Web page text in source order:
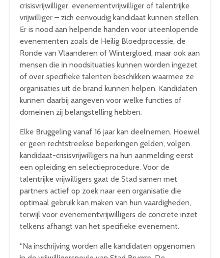
crisisvrijwilliger, evenementvrijwilliger of talentrijke
vrijwilliger – zich eenvoudig kandidaat kunnen stellen.
Er is nood aan helpende handen voor uiteenlopende
evenementen zoals de Heilig Bloedprocessie, de
Ronde van Vlaanderen of Wintergloed, maar ook aan
mensen die in noodsituaties kunnen worden ingezet
of over specifieke talenten beschikken waarmee ze
organisaties uit de brand kunnen helpen. Kandidaten
kunnen daarbij aangeven voor welke functies of
domeinen zij belangstelling hebben.
Elke Bruggeling vanaf 16 jaar kan deelnemen. Hoewel
er geen rechtstreekse beperkingen gelden, volgen
kandidaat-crisisvrijwilligers na hun aanmelding eerst
een opleiding en selectieprocedure. Voor de
talentrijke vrijwilligers gaat de Stad samen met
partners actief op zoek naar een organisatie die
optimaal gebruik kan maken van hun vaardigheden,
terwijl voor evenementvrijwilligers de concrete inzet
telkens afhangt van het specifieke evenement.
“Na inschrijving worden alle kandidaten opgenomen